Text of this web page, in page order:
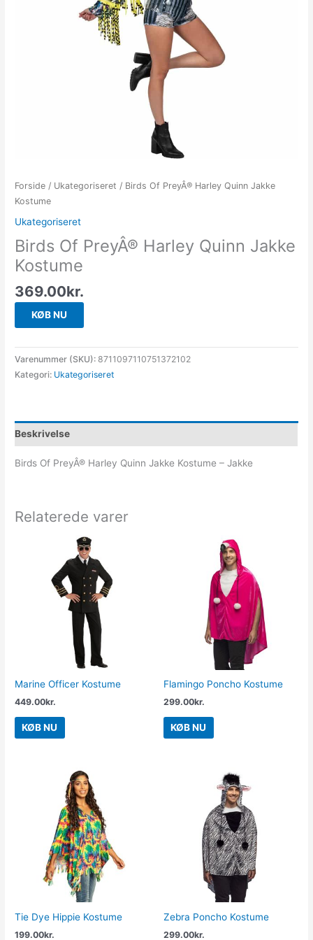
Forside / Ukategoriseret / Birds Of PreyÂ® Harley Quinn Jakke
Kostume
Ukategoriseret
Birds Of PreyÂ® Harley Quinn Jakke
Kostume
369.00kr.
KØB NU
Varenummer (SKU):8711097110751372102
Kategori: Ukategoriseret
Beskrivelse
Birds Of PreyÂ® Harley Quinn Jakke Kostume – Jakke
Relaterede varer
Marine Officer Kostume
449.00kr.
KØB NU
Flamingo Poncho Kostume
299.00kr.
KØB NU
Tie Dye Hippie Kostume
199.00kr.
Zebra Poncho Kostume
299.00kr.